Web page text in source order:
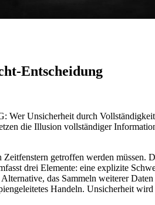
Entscheidung
Wer Unsicherheit durch
die Illusion vollständiger
getroffen werden müssen.
drei Elemente: eine explizite
das Sammeln weiterer
Handeln. Unsicherheit